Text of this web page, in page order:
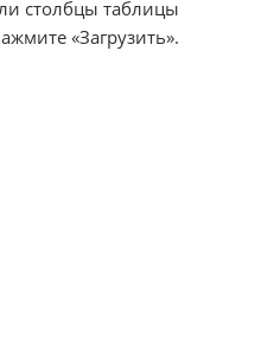
столбцы таблицы
«Загрузить».